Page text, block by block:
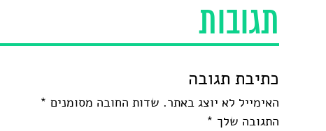
תגובות
כתיבת תגובה
האימייל לא יוצג באתר. שדות החובה מסומנים *
התגובה שלך *